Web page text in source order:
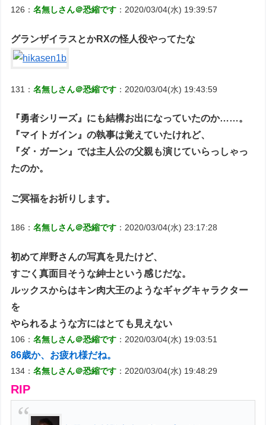
126：名無しさん＠恐縮です ：2020/03/04(水) 19:39:57
グランザイラスとかRXの怪人役やってたな
131：名無しさん＠恐縮です ：2020/03/04(水) 19:43:59
『勇者シリーズ』にも結構お出になっていたのか……。
『マイトガイン』の執事は覚えていたけれど、
『ダ・ガーン』では主人公の父親も演じていらっしゃっ
たのか。
ご冥福をお祈りします。
186：名無しさん＠恐縮です ：2020/03/04(水) 23:17:28
初めて岸野さんの写真を見たけど、
すごく真面目そうな紳士という感じだな。
ルックスからはキン肉大王のようなギャグキャラクター
を
やられるような方にはとても見えない
106：名無しさん＠恐縮です ：2020/03/04(水) 19:03:51
86歳か、お疲れ様だね。
134：名無しさん＠恐縮です ：2020/03/04(水) 19:48:29
RIP